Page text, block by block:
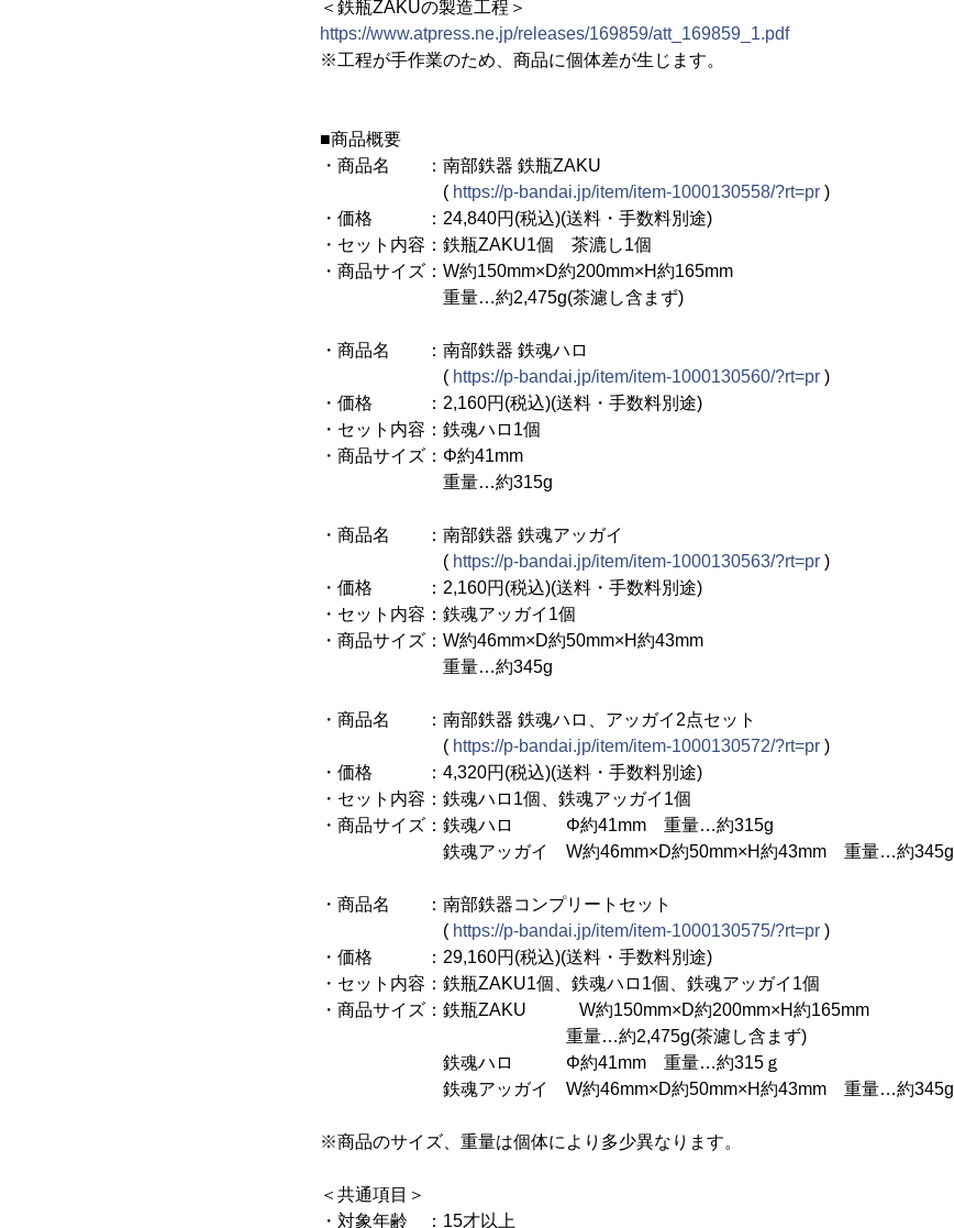
＜鉄瓶ZAKUの製造工程＞
https://www.atpress.ne.jp/releases/169859/att_169859_1.pdf
※工程が手作業のため、商品に個体差が生じます。
■商品概要
・商品名 ：南部鉄器 鉄瓶ZAKU
( https://p-bandai.jp/item/item-1000130558/?rt=pr )
・価格 ：24,840円(税込)(送料・手数料別途)
・セット内容：鉄瓶ZAKU1個 茶漉し1個
・商品サイズ：W約150mm×D約200mm×H約165mm
重量…約2,475g(茶濾し含まず)
・商品名 ：南部鉄器 鉄魂ハロ
( https://p-bandai.jp/item/item-1000130560/?rt=pr )
・価格 ：2,160円(税込)(送料・手数料別途)
・セット内容：鉄魂ハロ1個
・商品サイズ：Φ約41mm
重量…約315g
・商品名 ：南部鉄器 鉄魂アッガイ
( https://p-bandai.jp/item/item-1000130563/?rt=pr )
・価格 ：2,160円(税込)(送料・手数料別途)
・セット内容：鉄魂アッガイ1個
・商品サイズ：W約46mm×D約50mm×H約43mm
重量…約345g
・商品名 ：南部鉄器 鉄魂ハロ、アッガイ2点セット
( https://p-bandai.jp/item/item-1000130572/?rt=pr )
・価格 ：4,320円(税込)(送料・手数料別途)
・セット内容：鉄魂ハロ1個、鉄魂アッガイ1個
・商品サイズ：鉄魂ハロ Φ約41mm 重量…約315g
鉄魂アッガイ W約46mm×D約50mm×H約43mm 重量…約345g
・商品名 ：南部鉄器コンプリートセット
( https://p-bandai.jp/item/item-1000130575/?rt=pr )
・価格 ：29,160円(税込)(送料・手数料別途)
・セット内容：鉄瓶ZAKU1個、鉄魂ハロ1個、鉄魂アッガイ1個
・商品サイズ：鉄瓶ZAKU W約150mm×D約200mm×H約165mm
重量…約2,475g(茶濾し含まず)
鉄魂ハロ Φ約41mm 重量…約315ｇ
鉄魂アッガイ W約46mm×D約50mm×H約43mm 重量…約345g
※商品のサイズ、重量は個体により多少異なります。
＜共通項目＞
・対象年齢 ：15才以上